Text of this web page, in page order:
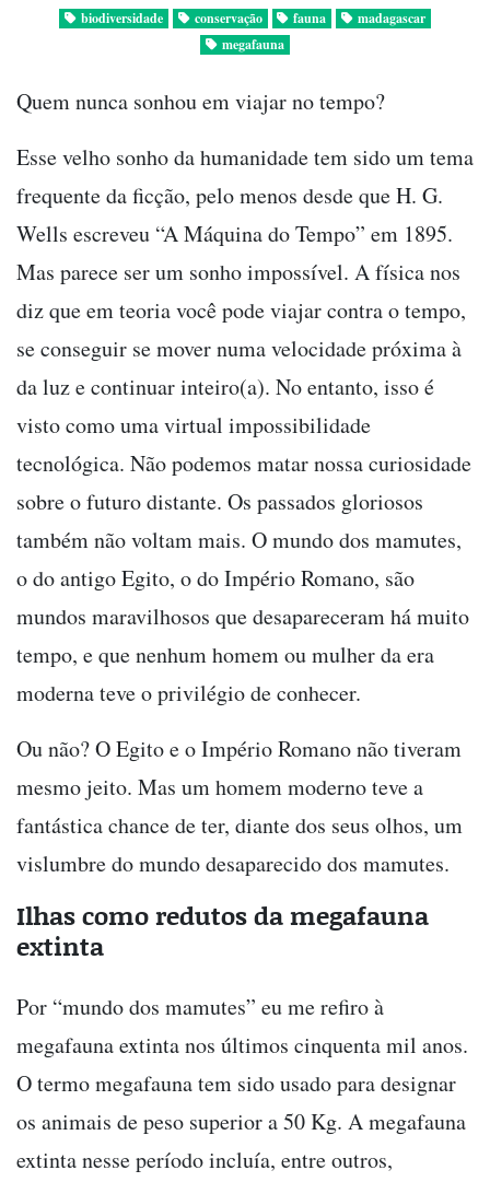
biodiversidade conservação fauna
madagascar
megafauna
Quem nunca sonhou em viajar no tempo?
Esse velho sonho da humanidade tem sido um tema
frequente da ficção, pelo menos desde que H. G.
Wells escreveu “A Máquina do Tempo” em 1895.
Mas parece ser um sonho impossível. A física nos
diz que em teoria você pode viajar contra o tempo,
se conseguir se mover numa velocidade próxima à
da luz e continuar inteiro(a). No entanto, isso é
visto como uma virtual impossibilidade
tecnológica. Não podemos matar nossa curiosidade
sobre o futuro distante. Os passados gloriosos
também não voltam mais. O mundo dos mamutes,
o do antigo Egito, o do Império Romano, são
mundos maravilhosos que desapareceram há muito
tempo, e que nenhum homem ou mulher da era
moderna teve o privilégio de conhecer.
Ou não? O Egito e o Império Romano não tiveram
mesmo jeito. Mas um homem moderno teve a
fantástica chance de ter, diante dos seus olhos, um
vislumbre do mundo desaparecido dos mamutes.
Ilhas como redutos da megafauna
extinta
Por “mundo dos mamutes” eu me refiro à
megafauna extinta nos últimos cinquenta mil anos.
O termo megafauna tem sido usado para designar
os animais de peso superior a 50 Kg. A megafauna
extinta nesse período incluía, entre outros,